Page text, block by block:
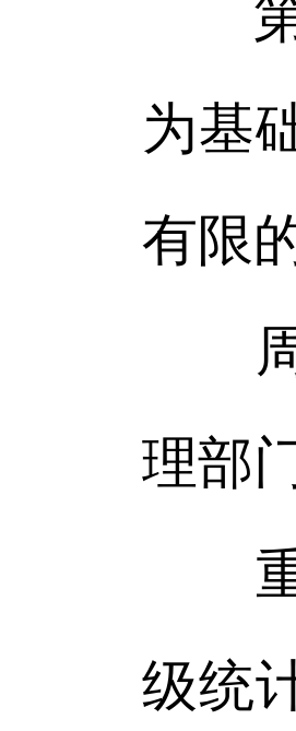
第
为基
有限
周
理部
重
级统